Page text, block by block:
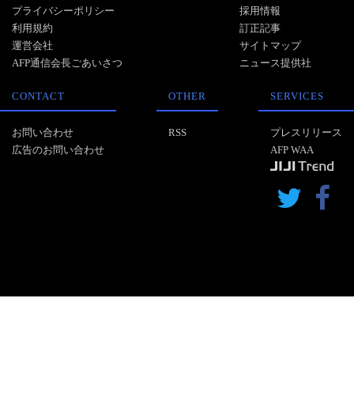
プライバシーポリシー
利用規約
運営会社
AFP通信会長ごあいさつ
採用情報
訂正記事
サイトマップ
ニュース提供社
CONTACT
お問い合わせ
広告のお問い合わせ
OTHER
RSS
SERVICES
プレスリリース
AFP WAA